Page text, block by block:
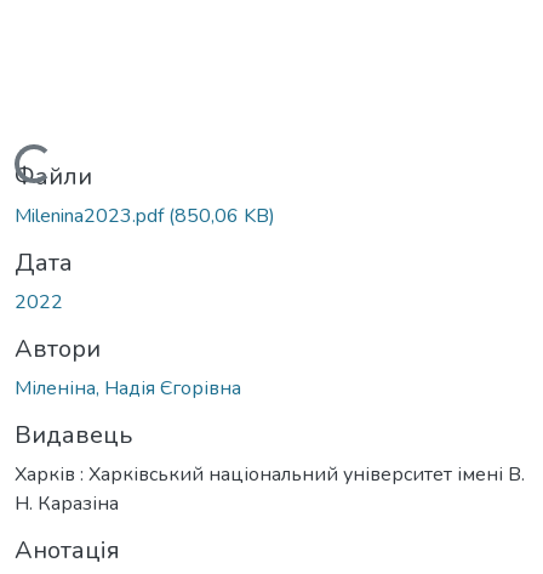
Вантажиться...
Файли
Milenina2023.pdf(850,06 KB)
Дата
2022
Автори
Міленіна, Надія Єгорівна
Видавець
Харків : Харківський національний університет імені В.
Н. Каразіна
Анотація